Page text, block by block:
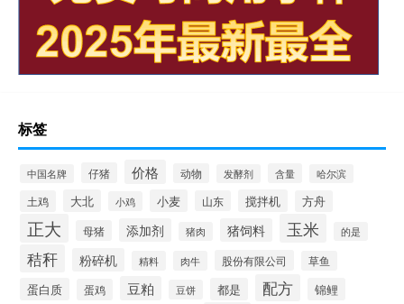
标签
中国名牌 仔猪 价格 动物 发酵剂 含量 哈尔滨
土鸡 大北 小鸡 小麦 山东 搅拌机 方舟
正大 母猪 添加剂 猪肉 猪饲料 玉米 的是
秸秆 粉碎机 精料 肉牛 股份有限公司 草鱼
蛋白质 蛋鸡 豆粕 豆饼 都是 配方 锦鲤